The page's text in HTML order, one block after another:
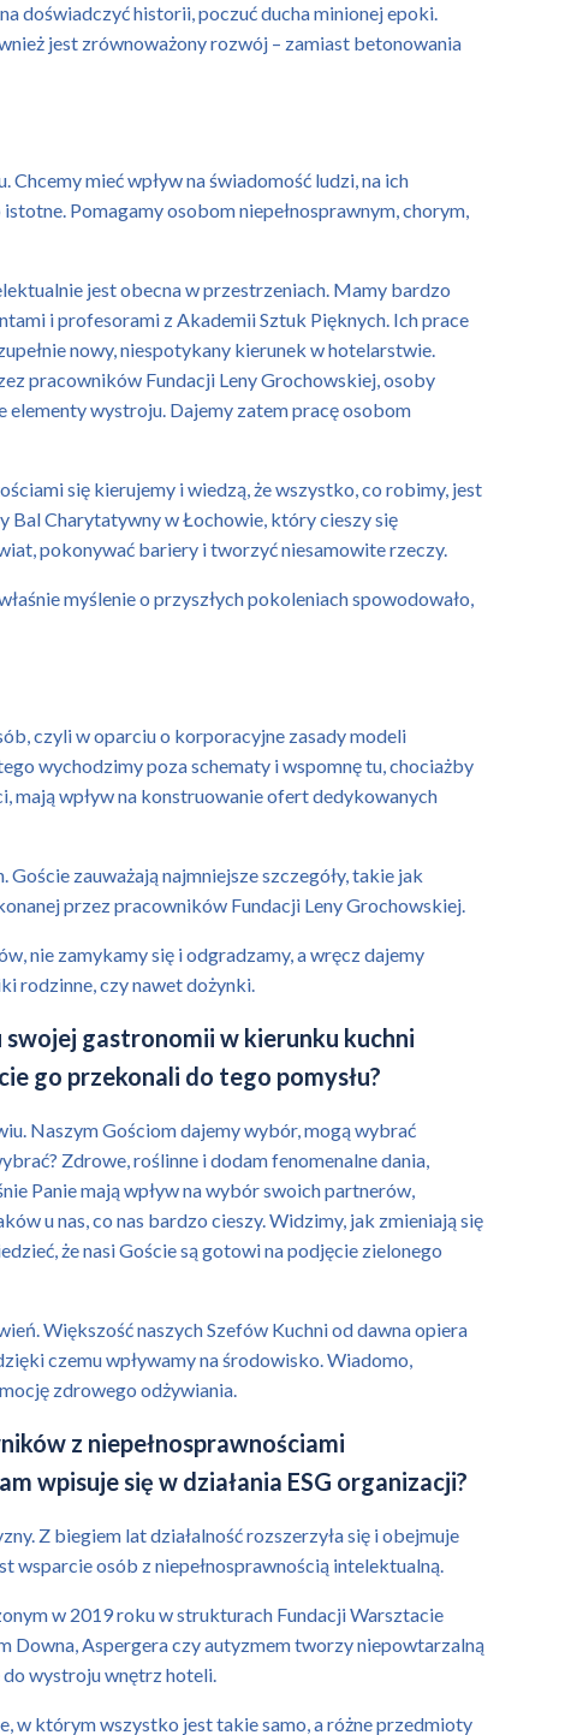
doświadczyć historii, poczuć ducha minionej epoki.
jest zrównoważony rozwój – zamiast betonowania
mieć wpływ na świadomość ludzi, na ich
istotne. Pomagamy osobom niepełnosprawnym, chorym,
jest obecna w przestrzeniach. Mamy bardzo
i profesorami z Akademii Sztuk Pięknych. Ich prace
nowy, niespotykany kierunek w hotelarstwie.
pracowników Fundacji Leny Grochowskiej, osoby
elementy wystroju. Dajemy zatem pracę osobom
się kierujemy i wiedzą, że wszystko, co robimy, jest
Bal Charytatywny w Łochowie, który cieszy się
pokonywać bariery i tworzyć niesamowite rzeczy.
myślenie o przyszłych pokoleniach spowodowało,
czyli w oparciu o korporacyjne zasady modeli
wychodzimy poza schematy i wspomnę tu, chociażby
mają wpływ na konstruowanie ofert dedykowanych
zauważają najmniejsze szczegóły, takie jak
przez pracowników Fundacji Leny Grochowskiej.
nie zamykamy się i odgradzamy, a wręcz dajemy
rodzinne, czy nawet dożynki.
swojej gastronomii w kierunku kuchni
go przekonali do tego pomysłu?
Naszym Gościom dajemy wybór, mogą wybrać
Zdrowe, roślinne i dodam fenomenalne dania,
Panie mają wpływ na wybór swoich partnerów,
u nas, co nas bardzo cieszy. Widzimy, jak zmieniają się
że nasi Goście są gotowi na podjęcie zielonego
Większość naszych Szefów Kuchni od dawna opiera
czemu wpływamy na środowisko. Wiadomo,
zdrowego odżywiania.
z niepełnosprawnościami
wpisuje się w działania ESG organizacji?
Z biegiem lat działalność rozszerzyła się i obejmuje
wsparcie osób z niepełnosprawnością intelektualną.
w 2019 roku w strukturach Fundacji Warsztacie
Downa, Aspergera czy autyzmem tworzy niepowtarzalną
wystroju wnętrz hoteli.
w którym wszystko jest takie samo, a różne przedmioty